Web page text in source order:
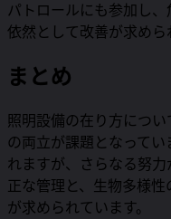
パトロールにも参加し、
依然として改善が求めら
まとめ
照明設備の在り方につ
の両立が課題となって
れますが、さらなる努
正な管理と、生物多様
が求められています。